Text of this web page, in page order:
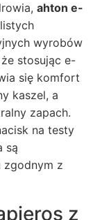
ahton e-
wyrobów
stosując e-
się komfort
kaszel, a
zapach.
na testy
są
zgodnym z
z